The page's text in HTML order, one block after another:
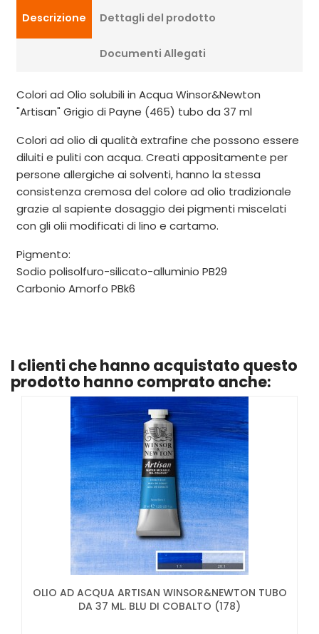
Descrizione Dettagli del prodotto
Documenti Allegati
Colori ad Olio solubili in Acqua Winsor&Newton
"Artisan" Grigio di Payne (465) tubo da 37 ml
Colori ad olio di qualità extrafine che possono essere
diluiti e puliti con acqua. Creati appositamente per
persone allergiche ai solventi, hanno la stessa
consistenza cremosa del colore ad olio tradizionale
grazie al sapiente dosaggio dei pigmenti miscelati
con gli olii modificati di lino e cartamo.
Pigmento:
Sodio polisolfuro-silicato-alluminio PB29
Carbonio Amorfo PBk6
I clienti che hanno acquistato questo
prodotto hanno comprato anche:
OLIO AD ACQUA ARTISAN WINSOR&NEWTON TUBO
DA 37 ML. BLU DI COBALTO (178)